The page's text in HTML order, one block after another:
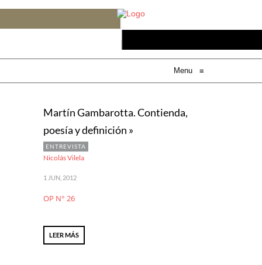
Menu ≡
Martín Gambarotta. Contienda,
poesía y definición »
ENTREVISTA
Nicolás Vilela
1 JUN, 2012
OP N° 26
LEER MÁS